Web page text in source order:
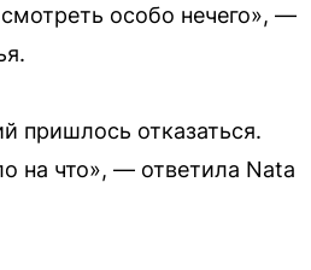
особо нечего», —
пришлось отказаться.
на что», — ответила Nata